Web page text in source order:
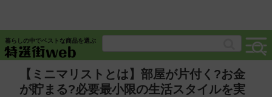
暮らしの中でベストな商品を選ぶ
【ミニマリストとは】部屋が片付く?お金
が貯まる?必要最小限の生活スタイルを実